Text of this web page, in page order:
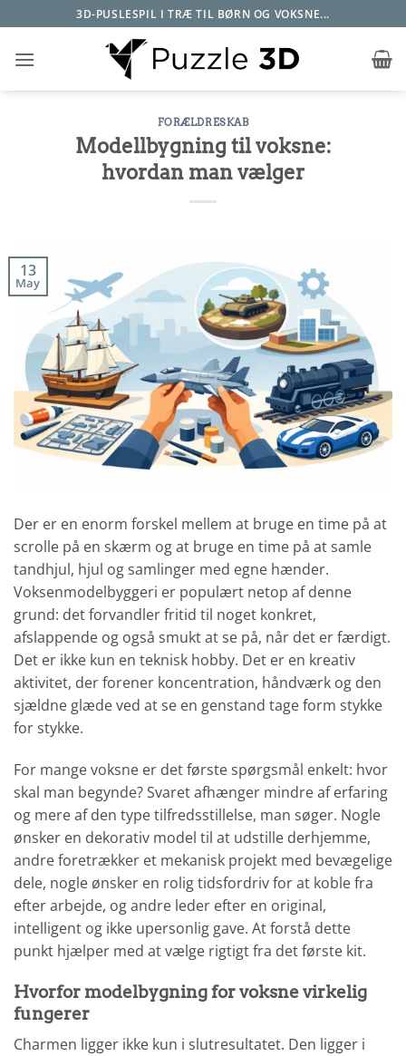
til
indhold
3D-PUSLESPIL I TRÆ TIL BØRN OG VOKSNE...
FORÆLDRESKAB
Modellbygning til voksne:
hvordan man vælger
13
May
Der er en enorm forskel mellem at bruge en time på at
scrolle på en skærm og at bruge en time på at samle
tandhjul, hjul og samlinger med egne hænder.
Voksenmodelbyggeri er populært netop af denne
grund: det forvandler fritid til noget konkret,
afslappende og også smukt at se på, når det er færdigt.
Det er ikke kun en teknisk hobby. Det er en kreativ
aktivitet, der forener koncentration, håndværk og den
sjældne glæde ved at se en genstand tage form stykke
for stykke.
For mange voksne er det første spørgsmål enkelt: hvor
skal man begynde? Svaret afhænger mindre af erfaring
og mere af den type tilfredsstillelse, man søger. Nogle
ønsker en dekorativ model til at udstille derhjemme,
andre foretrækker et mekanisk projekt med bevægelige
dele, nogle ønsker en rolig tidsfordriv for at koble fra
efter arbejde, og andre leder efter en original,
intelligent og ikke upersonlig gave. At forstå dette
punkt hjælper med at vælge rigtigt fra det første kit.
Hvorfor modelbygning for voksne virkelig
fungerer
Charmen ligger ikke kun i slutresultatet. Den ligger i